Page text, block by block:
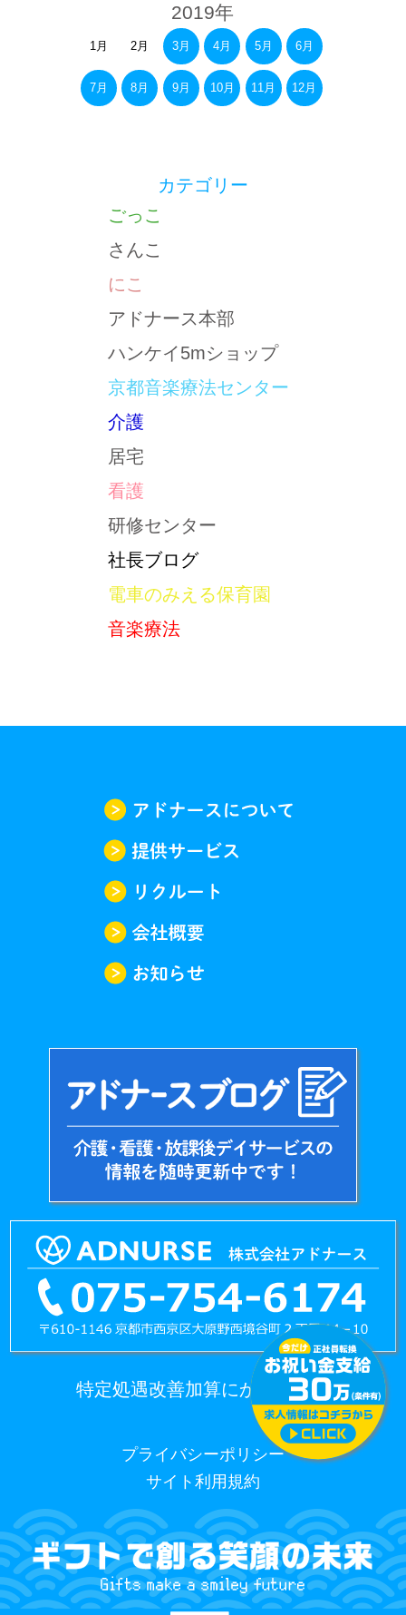
2019年
1月 2月 3月 4月 5月 6月
7月 8月 9月 10月 11月 12月
カテゴリー
ごっこ
さんこ
にこ
アドナース本部
ハンケイ5mショップ
京都音楽療法センター
介護
居宅
看護
研修センター
社長ブログ
電車のみえる保育園
音楽療法
特定処遇改善加算にかかる情報
プライバシーポリシー
サイト利用規約